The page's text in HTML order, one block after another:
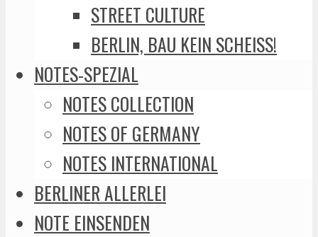
STREET CULTURE
BERLIN, BAU KEIN SCHEISS!
NOTES-SPEZIAL
NOTES COLLECTION
NOTES OF GERMANY
NOTES INTERNATIONAL
BERLINER ALLERLEI
NOTE EINSENDEN